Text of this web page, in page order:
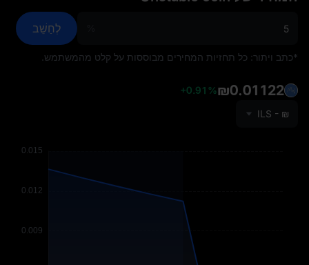
לְחַשֵׁב
*כתב ויתור: כל תחזיות המחירים מבוססות על קלט מהמשתמש.
₪0.01122
+0.91%
ILS - ₪